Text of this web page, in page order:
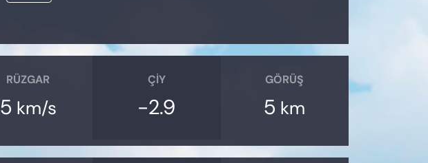
RÜZGAR
5 km/s
ÇIY
-2.9
GÖRÜŞ
5 km